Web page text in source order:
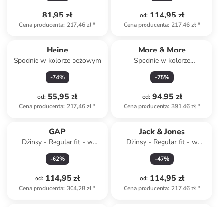
81,95 zł
Cena producenta: 217,46 zł*
od: 114,95 zł
Cena producenta: 217,46 zł*
Heine
Spodnie w kolorze beżowym
-74%
od: 55,95 zł
Cena producenta: 217,46 zł*
More & More
Spodnie w kolorze
jasnoróżowym
-75%
od: 94,95 zł
Cena producenta: 391,46 zł*
GAP
Dżinsy - Regular fit - w
kolorze granatowym
-62%
od: 114,95 zł
Cena producenta: 304,28 zł*
Jack & Jones
Dżinsy - Regular fit - w
kolorze niebieskim
-47%
od: 114,95 zł
Cena producenta: 217,46 zł*